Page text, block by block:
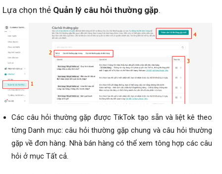
Lựa chọn thẻ Quản lý câu hỏi thường gặp.
Các câu hỏi thường gặp được TikTok tạo sẵn và liệt kê theo
từng Danh mục: câu hỏi thường gặp chung và câu hỏi thường
gặp về đơn hàng. Nhà bán hàng có thể xem tông hợp các câu
hỏi ở mục Tất cả.